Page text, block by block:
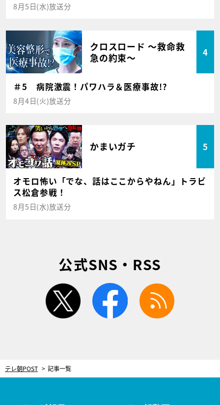
8月5日(水)放送分
クロスロード ～救命救
急の約束～
4
＃5 病院激震！パワハラ＆医療事故!?
8月4日(火)放送分
かまいガチ 5
オモロ怖い「でな、話はここからやねん」トラビ
ス松倉参戦！
8月5日(水)放送分
公式SNS・RSS
twitter facebook
テレ朝POST 記事一覧